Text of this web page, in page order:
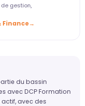
gestion,
du bassin
avec DCP Formation
avec des